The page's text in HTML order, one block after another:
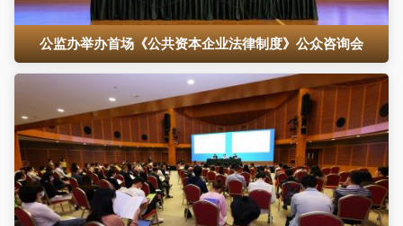
公监办举办首场《公共资本企业法律制度》公众咨询会